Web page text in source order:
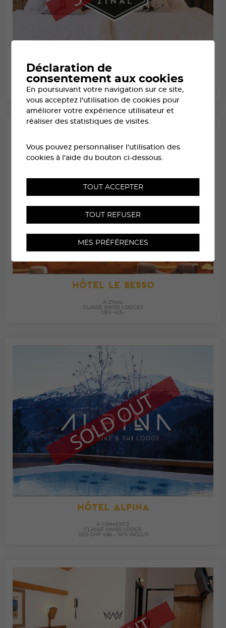
HÔTEL LA POINTE DE ZINAL
À ZINAL
DÈS 445.-
HÔTEL LE BESSO
À ZINAL
CLASSÉ SWISS LODGES
DÈS 425.-
HÔTEL ALPINA
À GRIMENTZ
CLASSÉ SWISS LODGE
DÈS CHF 485.-, SPA INCLUS
Déclaration de
consentement aux cookies
En poursuivant votre navigation sur ce site,
vous acceptez l'utilisation de cookies pour
améliorer votre expérience utilisateur et
réaliser des statistiques de visites.
Vous pouvez personnaliser l'utilisation des
cookies à l'aide du bouton ci-dessous.
TOUT ACCEPTER
TOUT REFUSER
MES PRÉFÉRENCES